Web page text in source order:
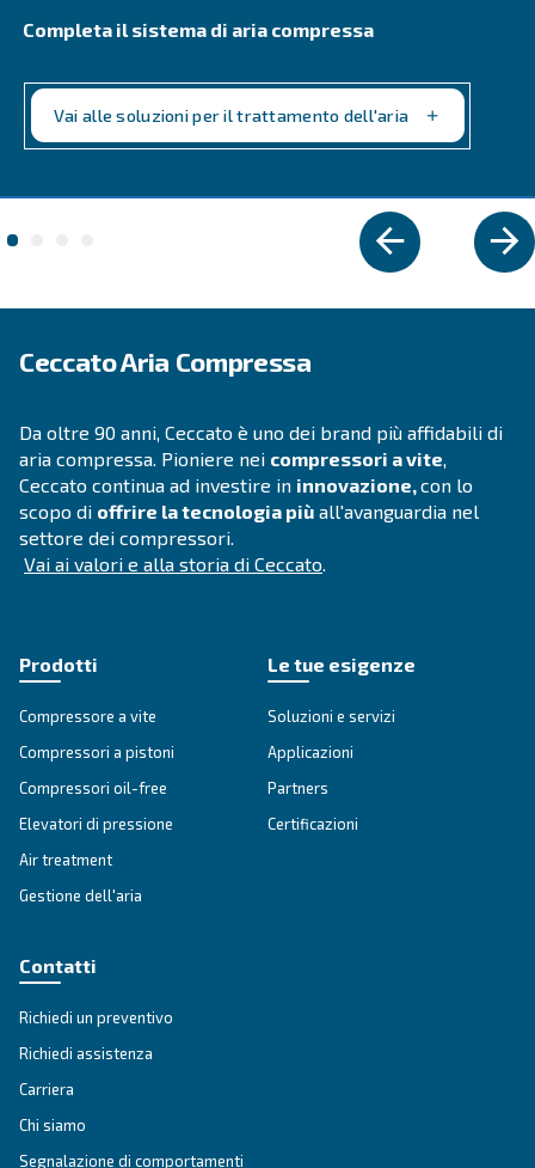
Sfrutta l'indipendenza ed efficienza con
diesel, perfetti per applicazioni senza spine.
Richiedi un preventivo
COMPRESSORI SILENZIATI